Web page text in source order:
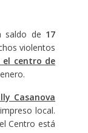
saldo de 17
violentos
centro de
Casanova
local.
Centro está